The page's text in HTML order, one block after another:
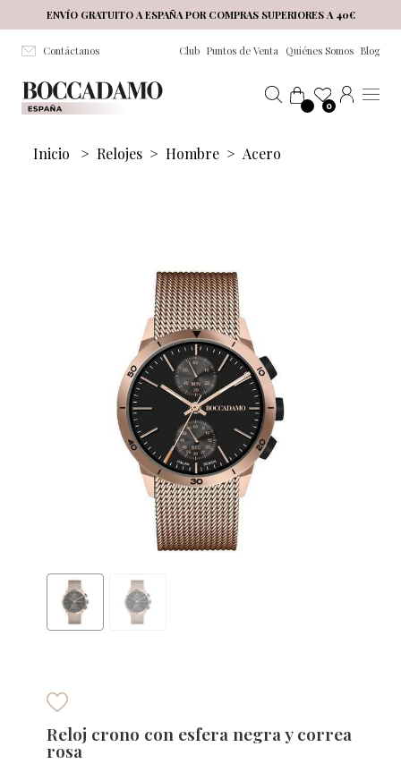
Salta al contenuto principale
ENVÍO GRATUITO A ESPAÑA POR COMPRAS SUPERIORES A 40€
Contáctanos Club Puntos de Venta Quiénes Somos Blog
0
Inicio > Relojes > Hombre > Acero
Reloj crono con esfera negra y correa
rosa